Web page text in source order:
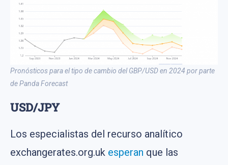
Pronósticos para el tipo de cambio del GBP/USD en 2024 por parte
de Panda Forecast
USD/JPY
Los especialistas del recurso analítico
exchangerates.org.uk esperan que las